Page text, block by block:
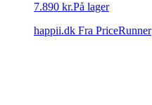
7.890 kr.På lager
happii.dk Fra PriceRunner